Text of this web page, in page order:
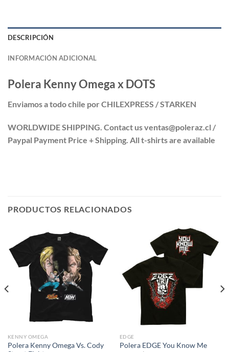
DESCRIPCIÓN
INFORMACIÓN ADICIONAL
Polera Kenny Omega x DOTS
Enviamos a todo chile por CHILEXPRESS / STARKEN
WORLDWIDE SHIPPING. Contact us ventas@poleraz.cl /
Paypal Payment Price + Shipping. All t-shirts are available
PRODUCTOS RELACIONADOS
KENNY OMEGA
Polera Kenny Omega Vs. Cody
EDGE
Polera EDGE You Know Me